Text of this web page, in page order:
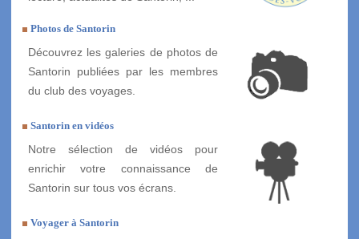
Photos de Santorin
Découvrez les galeries de photos de
Santorin publiées par les membres
du club des voyages.
Santorin en vidéos
Notre sélection de vidéos pour
enrichir votre connaissance de
Santorin sur tous vos écrans.
Voyager à Santorin